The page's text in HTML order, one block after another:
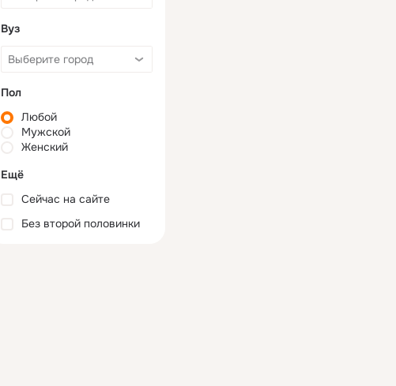
Вуз
Пол
Любой
Мужской
Женский
Ещё
Сейчас на сайте
Без второй половинки